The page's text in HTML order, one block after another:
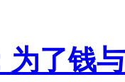
为了钱